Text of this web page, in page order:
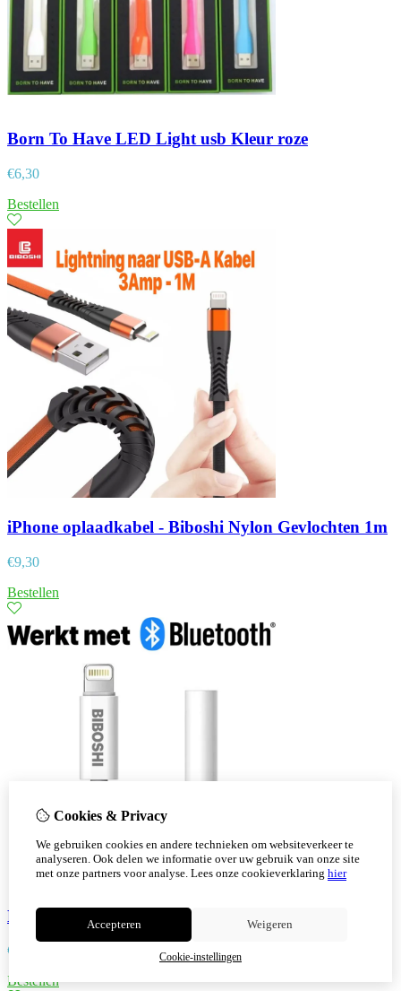
Born To Have LED Light usb Kleur roze
€6,30
Bestellen
iPhone oplaadkabel - Biboshi Nylon Gevlochten 1m
€9,30
Bestellen
Biboshi bluetooth lightning naar Jack 3.5mm AUX
€
Bestellen
Cookies & Privacy
We gebruiken cookies en andere technieken om websiteverkeer te
analyseren. Ook delen we informatie over uw gebruik van onze site
met onze partners voor analyse. Lees onze cookieverklaring hier
Accepteren Weigeren
Cookie-instellingen